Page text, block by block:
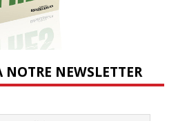
NEWSLETTER